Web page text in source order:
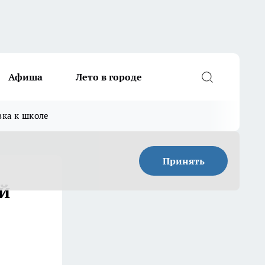
Афиша Лето в городе
к школе
Принять